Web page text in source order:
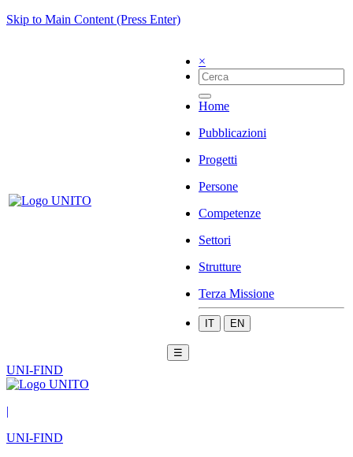
Skip to Main Content (Press Enter)
×
Home
Pubblicazioni
Progetti
Persone
Competenze
Settori
Strutture
Terza Missione
IT EN
☰
UNI-FIND
|
UNI-FIND